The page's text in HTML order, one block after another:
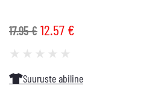
17.95€ 12.57 €
★ ★ ★ ★ ★
Suuruste abiline